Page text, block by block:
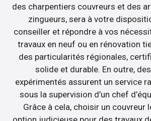
des charpentiers couvreurs et des
zingueurs, sera à votre
conseiller et répondre à vos
travaux en neuf ou en rénovation
des particularités régionales,
solide et durable. En outre,
expérimentés assurent un service
sous la supervision d’un chef
Grâce à cela, choisir un couvreur